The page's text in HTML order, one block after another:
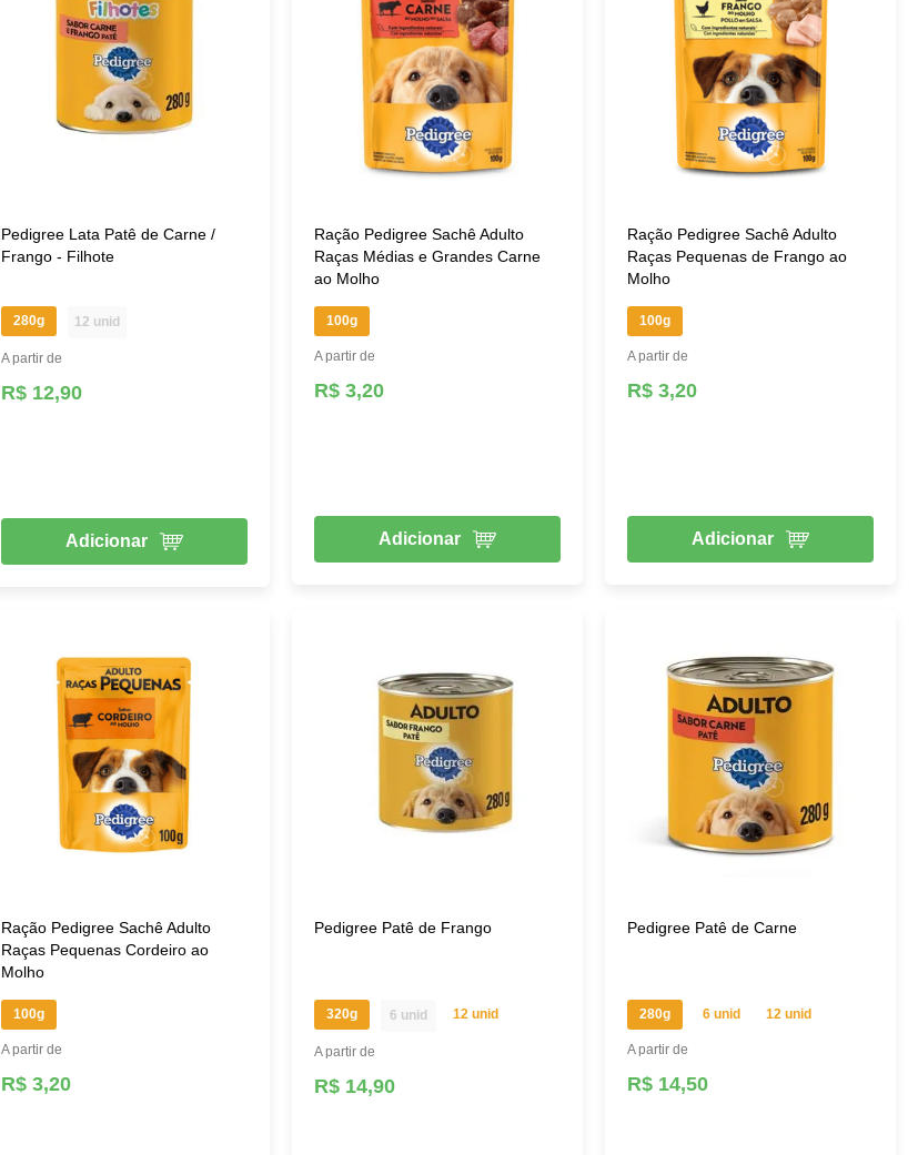
Pedigree Lata Patê de Carne /
Frango - Filhote
280g 12 unid
A partir de
R$ 12,90
Adicionar
Ração Pedigree Sachê Adulto
Raças Médias e Grandes Carne
ao Molho
100g
A partir de
R$ 3,20
Adicionar
Ração Pedigree Sachê Adulto
Raças Pequenas de Frango ao
Molho
100g
A partir de
R$ 3,20
Adicionar
Ração Pedigree Sachê Adulto
Raças Pequenas Cordeiro ao
Molho
100g
A partir de
R$ 3,20
Pedigree Patê de Frango
320g 6 unid 12 unid
A partir de
R$ 14,90
Pedigree Patê de Carne
280g 6 unid 12 unid
A partir de
R$ 14,50